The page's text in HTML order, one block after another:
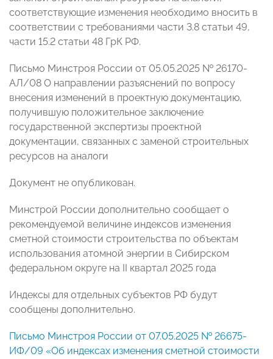
соответствующие изменения необходимо вносить в
соответствии с требованиями части 3.8 статьи 49,
части 15.2 статьи 48 ГрК РФ.
Письмо Минстроя России от 05.05.2025 № 26170-
АЛ/08 О направлении разъяснений по вопросу
внесения изменений в проектную документацию,
получившую положительное заключение
государственной экспертизы проектной
документации, связанных с заменой строительных
ресурсов на аналоги
Документ не опубликован.
Минстрой России дополнительно сообщает о
рекомендуемой величине индексов изменения
сметной стоимости строительства по объектам
использования атомной энергии в Сибирском
федеральном округе на II квартал 2025 года
Индексы для отдельных субъектов РФ будут
сообщены дополнительно.
Письмо Минстроя России от 07.05.2025 № 26675-
ИФ/09 «Об индексах изменения сметной стоимости